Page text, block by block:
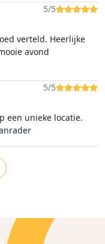
è rilassata e
che c’è dietro
torneremo con
5/5
verteld. Heerlijke
avond
5/5
een unieke locatie.
een aanrader